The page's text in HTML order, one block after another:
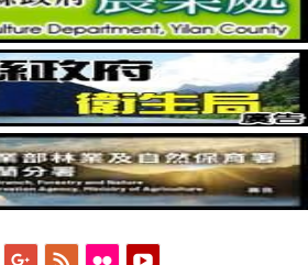
FacebookGoogleplus
Feed Flickr